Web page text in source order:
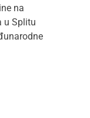
na
u Splitu